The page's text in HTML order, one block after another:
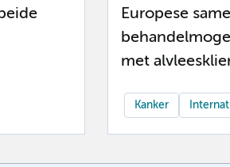
Europese
met
Kanker